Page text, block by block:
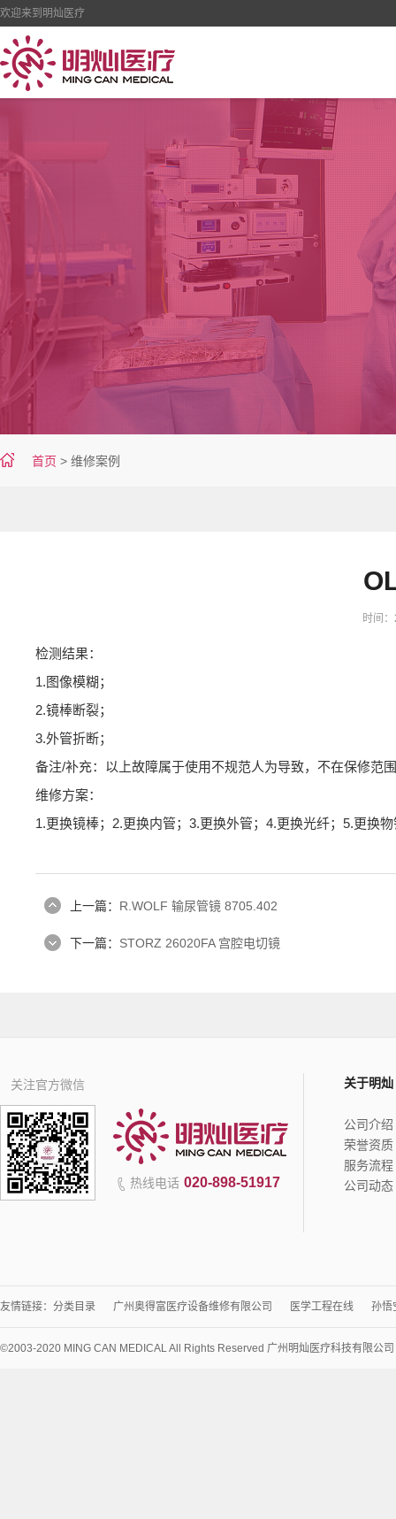
欢迎来到明灿医疗
首页 > 维修案例
时间
检测结果：
1.图像模糊；
2.镜棒断裂；
3.外管折断；
备注/补充：以上故障属于使用不规范人为导致，不在保修范
维修方案：
1.更换镜棒；2.更换内管；3.更换外管；4.更换光纤；5.更换
上一篇： R.WOLF 输尿管镜 8705.402
下一篇： STORZ 26020FA 宫腔电切镜
关注官方微信
热线电话 020-898-51917
关于明灿
公司介绍
荣誉资质
服务流程
公司动态
友情链接： 分类目录 广州奥得富医疗设备维修有限公司 医学工程在线 孙悟
©2003-2020 MING CAN MEDICAL All Rights Reserved 广州明灿医疗科技有限公司